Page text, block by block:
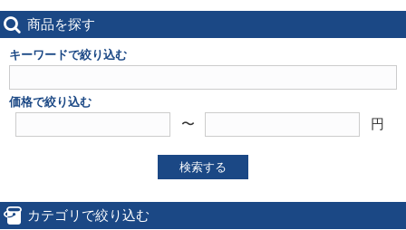
商品を探す
キーワードで絞り込む
価格で絞り込む
〜 円
検索する
カテゴリで絞り込む